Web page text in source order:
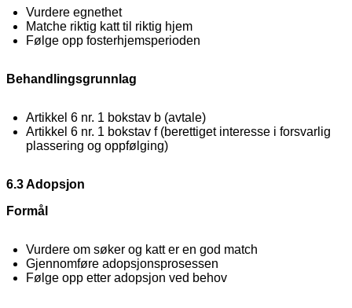
Vurdere egnethet
Matche riktig katt til riktig hjem
Følge opp fosterhjemsperioden
Behandlingsgrunnlag
Artikkel 6 nr. 1 bokstav b (avtale)
Artikkel 6 nr. 1 bokstav f (berettiget interesse i forsvarlig
plassering og oppfølging)
6.3 Adopsjon
Formål
Vurdere om søker og katt er en god match
Gjennomføre adopsjonsprosessen
Følge opp etter adopsjon ved behov